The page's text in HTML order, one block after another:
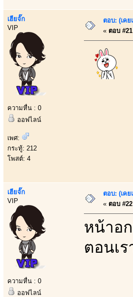
เฮียจั๊ก
VIP
ความหื่น : 0
ออฟไลน์
เพศ:
กระทู้: 212
โพสต์: 4
ตอบ: (เคย
« ตอบ
เฮียจั๊ก
VIP
ความหื่น : 0
ออฟไลน์
ตอบ: (เคย
« ตอบ
หน้าอ
ตอนเ